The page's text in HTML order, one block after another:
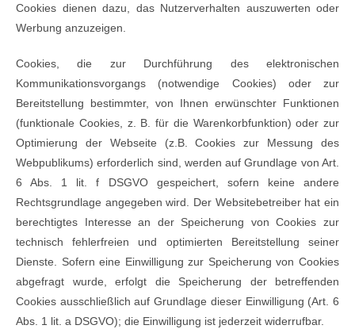
Cookies dienen dazu, das Nutzerverhalten auszuwerten oder
Werbung anzuzeigen.
Cookies, die zur Durchführung des elektronischen
Kommunikationsvorgangs (notwendige Cookies) oder zur
Bereitstellung bestimmter, von Ihnen erwünschter Funktionen
(funktionale Cookies, z. B. für die Warenkorbfunktion) oder zur
Optimierung der Webseite (z.B. Cookies zur Messung des
Webpublikums) erforderlich sind, werden auf Grundlage von Art.
6 Abs. 1 lit. f DSGVO gespeichert, sofern keine andere
Rechtsgrundlage angegeben wird. Der Websitebetreiber hat ein
berechtigtes Interesse an der Speicherung von Cookies zur
technisch fehlerfreien und optimierten Bereitstellung seiner
Dienste. Sofern eine Einwilligung zur Speicherung von Cookies
abgefragt wurde, erfolgt die Speicherung der betreffenden
Cookies ausschließlich auf Grundlage dieser Einwilligung (Art. 6
Abs. 1 lit. a DSGVO); die Einwilligung ist jederzeit widerrufbar.